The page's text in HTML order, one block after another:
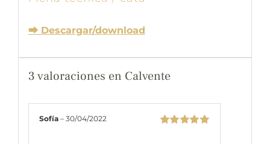
⮕ Descargar/download
3 valoraciones en Calvente
Sofía– 30/04/2022